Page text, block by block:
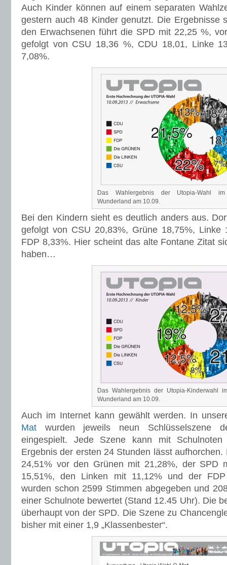
Auch Kinder können auf einem separaten
gestern auch 48 Kinder genutzt. Die Ergebnisse
den Erwachsenen führt die SPD mit 22,25 %,
gefolgt von CSU 18,36 %, CDU 18,01, Linke
7,08%.
Das Wahlergebnis der Utopia-Wahl
Wunderland am 10.09.
Bei den Kindern sieht es deutlich anders aus.
gefolgt von CSU 20,83%, Grüne 18,75%, Linke
FDP 8,33%. Hier scheint das alte Fontane Zitat
haben…
Das Wahlergebnis der Utopia-Kinderwahl
Wunderland am 10.09.
Auch im Internet kann gewählt werden. In
Mat wurden jeweils neun Schlüsselszene
eingespielt. Jede Szene kann mit
Ergebnis der ersten 24 Stunden lässt
24,51% vor den Grünen mit 21,28%, der SPD
15,51%, den Linken mit 11,12% und der
wurden schon 2599 Stimmen abgegeben und
einer Schulnote bewertet (Stand 12.45 Uhr). Die
überhaupt von der SPD. Die Szene zu
bisher mit einer 1,9 „Klassenbester“.